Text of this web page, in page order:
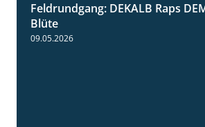
Feldrundgang: DEKALB Raps
Blüte
09.05.2026